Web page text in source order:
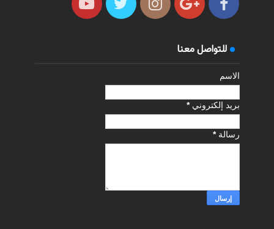
للتواصل معنا
الاسم
بريد إلكتروني*
رسالة*